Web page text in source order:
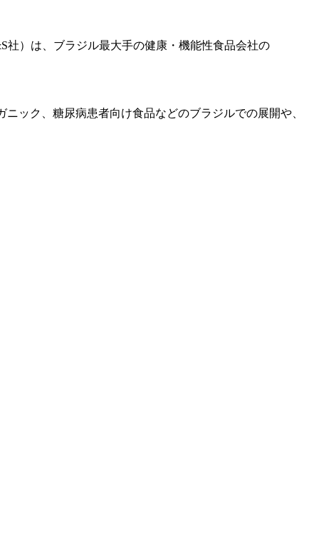
）は、ブラジル最大手の健康・機能性食品会社の
ック、糖尿病患者向け食品などのブラジルでの展開や、